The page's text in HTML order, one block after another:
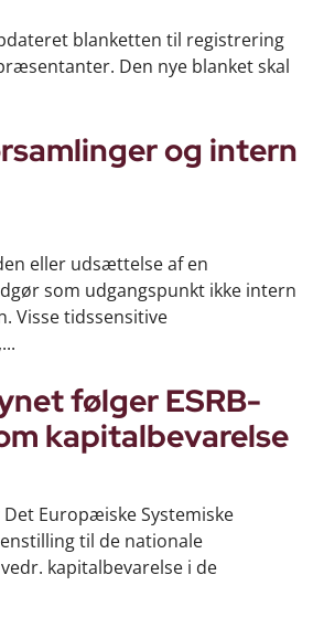
blanketten til registrering
Den nye blanket skal
og intern
eller udsættelse af en
som udgangspunkt ikke intern
Visse tidssensitive
følger ESRB-
kapitalbevarelse
Europæiske Systemiske
til de nationale
kapitalbevarelse i de